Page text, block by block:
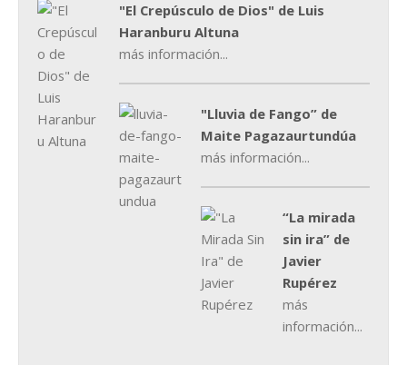
"El Crepúsculo de Dios" de Luis
Haranburu Altuna
más información...
"Lluvia de Fango” de
Maite Pagazaurtundúa
más información...
“La mirada
sin ira” de
Javier
Rupérez
más
información...